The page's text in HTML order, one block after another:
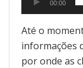
00:00
Até o
informações
por onde as